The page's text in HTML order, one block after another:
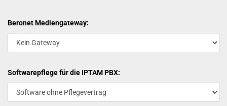
Beronet Mediengateway:
Softwarepflege für die IPTAM PBX: